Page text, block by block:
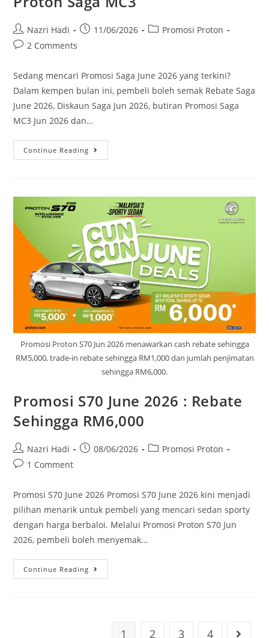
Nazri Hadi 11/06/2026
Promosi Proton
2 Comments
Sedang mencari Promosi Saga June 2026 yang terkini?
Dalam kempen bulan ini, pembeli boleh semak Rebate Saga
June 2026, Diskaun Saga Jun 2026, butiran Promosi Saga
MC3 Jun 2026 dan…
Continue Reading
Promosi Proton S70 Jun 2026 menawarkan cash rebate sehingga
RM5,000, trade-in rebate sehingga RM1,000 dan jumlah penjimatan
sehingga RM6,000.
Promosi S70 June 2026 : Rebate
Sehingga RM6,000
Nazri Hadi 08/06/2026
Promosi Proton
1 Comment
Promosi S70 June 2026 Promosi S70 June 2026 kini menjadi
pilihan menarik untuk pembeli yang mencari sedan sporty
dengan harga berbaloi. Melalui Promosi Proton S70 Jun
2026, pembeli boleh menyemak…
Continue Reading
1 2 3 4